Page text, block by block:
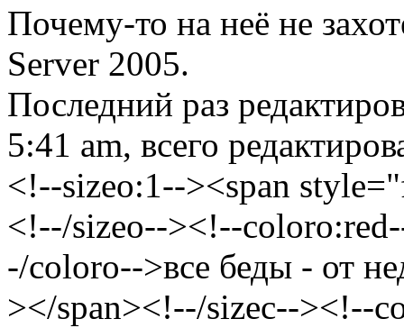
Почему-то на неё не
Server 2005.
Последний раз
5:41 am, всего
<!--sizeo:1--><span
<!--/sizeo--><!--
-/coloro-->все беды - от
></span><!--/sizec--><!--